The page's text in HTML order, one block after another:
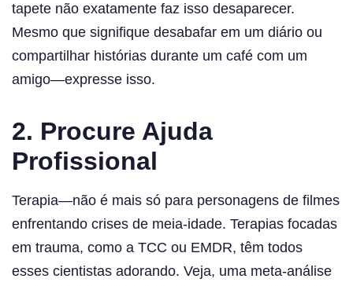
tapete não exatamente faz isso desaparecer.
Mesmo que signifique desabafar em um diário ou
compartilhar histórias durante um café com um
amigo—expresse isso.
2. Procure Ajuda
Profissional
Terapia—não é mais só para personagens de filmes
enfrentando crises de meia-idade. Terapias focadas
em trauma, como a TCC ou EMDR, têm todos
esses cientistas adorando. Veja, uma meta-análise